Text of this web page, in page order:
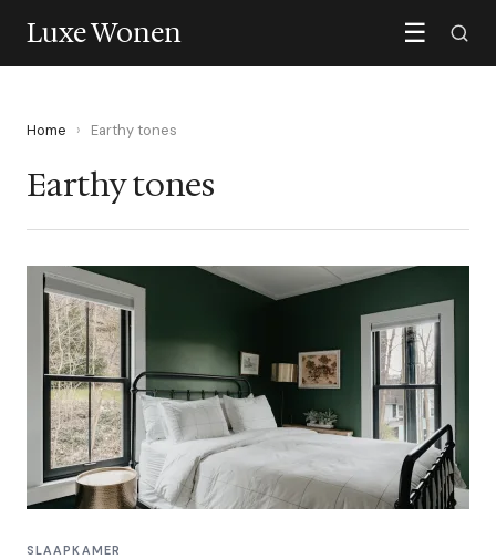
Luxe Wonen ☰
Home › Earthy tones
Earthy tones
SLAAPKAMER